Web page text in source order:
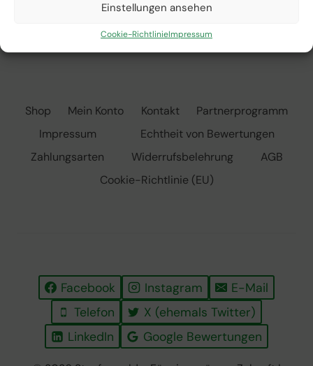
Einstellungen ansehen
Cookie-RichtlinieImpressum
WIE
MAN
JUNGE
Shop Mein Konto Kontakt
Partnerprogramm
Impressum
Echtheit von Bewertungen
Zahlungsarten
Widerrufsbelehrung
AGB
Cookie-Richtlinie (EU)
Facebook Instagram
E-Mail
Telefon
X (ehemals Twitter)
LinkedIn
Google Bewertungen